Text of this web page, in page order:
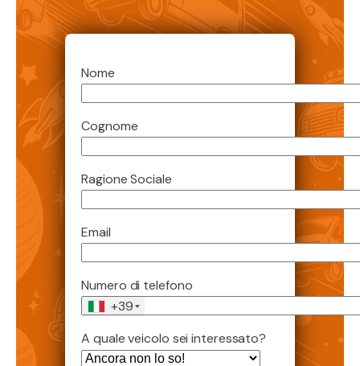
Nome
Cognome
Ragione Sociale
Email
Numero di telefono
+39
A quale veicolo sei interessato?